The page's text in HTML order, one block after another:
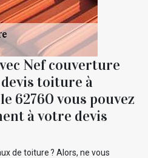
Nef couverture
toiture à
62760 vous pouvez
à votre devis
de toiture ? Alors, ne vous